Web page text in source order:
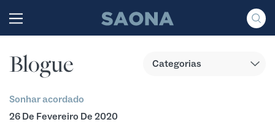
Grupo Saona
Blogue
Sonhar acordado
26 De Fevereiro De 2020